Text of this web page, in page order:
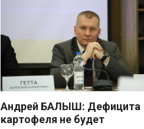
Андрей БАЛЫШ: Дефицита
картофеля не будет